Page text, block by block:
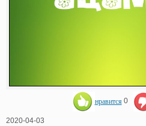
нравится 0
2020-04-03